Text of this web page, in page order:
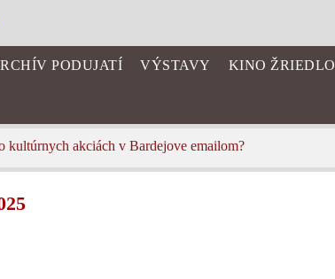
PODUJATÍ VÝSTAVY KINO ŽRIEDLO
kultúrnych akciách v Bardejove emailom?